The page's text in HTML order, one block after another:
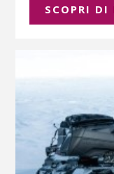
SCOPRI DI